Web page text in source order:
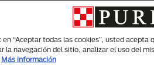
en “Aceptar todas las cookies”, usted acepta
la navegación del sitio, analizar el uso del
Más información